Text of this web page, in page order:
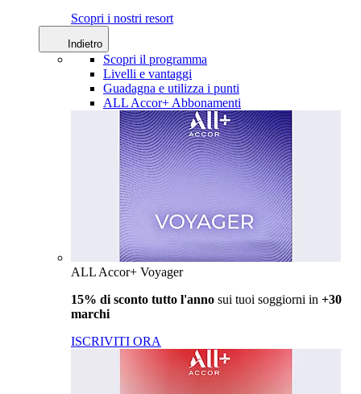
Scopri i nostri resort
Indietro
Scopri il programma
Livelli e vantaggi
Guadagna e utilizza i punti
ALL Accor+ Abbonamenti
ALL Accor+ Voyager
15% di sconto tutto l'anno sui tuoi soggiorni in +30
marchi
ISCRIVITI ORA